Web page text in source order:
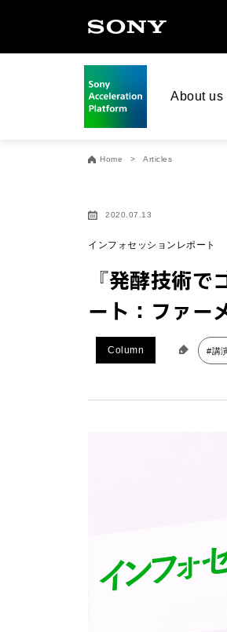
About us
Home Articles
2020.07.13
インフォセッションレポート
『発酵技術
ート：ファー
Column #講